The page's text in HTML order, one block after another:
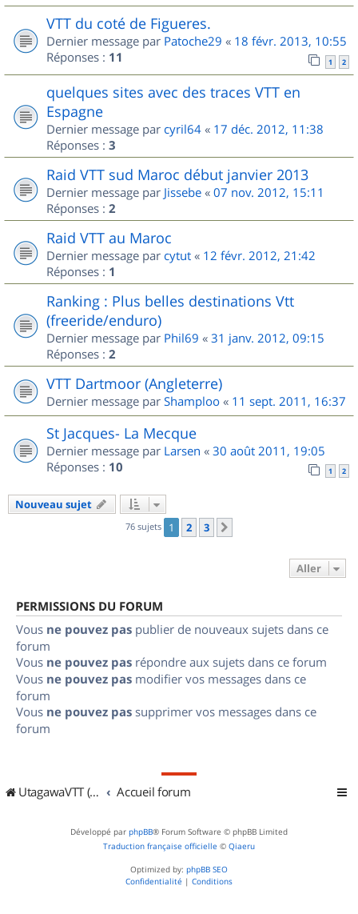
VTT du coté de Figueres.
Dernier message par Patoche29 « 18 févr. 2013, 10:55
Réponses : 11 1 2
quelques sites avec des traces VTT en
Espagne
Dernier message par cyril64 « 17 déc. 2012, 11:38
Réponses : 3
Raid VTT sud Maroc début janvier 2013
Dernier message par Jissebe « 07 nov. 2012, 15:11
Réponses : 2
Raid VTT au Maroc
Dernier message par cytut « 12 févr. 2012, 21:42
Réponses : 1
Ranking : Plus belles destinations Vtt
(freeride/enduro)
Dernier message par Phil69 « 31 janv. 2012, 09:15
Réponses : 2
VTT Dartmoor (Angleterre)
Dernier message par Shamploo « 11 sept. 2011, 16:37
St Jacques- La Mecque
Dernier message par Larsen « 30 août 2011, 19:05
Réponses : 10 1 2
Nouveau sujet
76 sujets 1 2 3
Aller
PERMISSIONS DU FORUM
Vous ne pouvez pas publier de nouveaux sujets dans ce
forum
Vous ne pouvez pas répondre aux sujets dans ce forum
Vous ne pouvez pas modifier vos messages dans ce
forum
Vous ne pouvez pas supprimer vos messages dans ce
forum
UtagawaVTT (Randos VTT et VTTAE avec traces GPS) Accueil forum
Développé par phpBB® Forum Software © phpBB Limited
Traduction française officielle © Qiaeru
Optimized by: phpBB SEO
Confidentialité | Conditions